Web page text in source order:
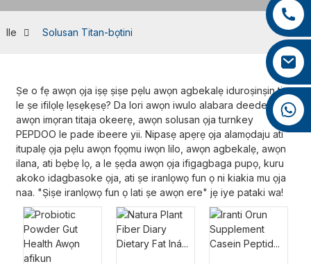
+86 13959222339
+86 18965423693
Ile Solusan Titan-bọtini
Ṣe o fẹ awọn ọja iṣẹ ṣiṣe pẹlu awọn agbekalẹ iduroṣinṣin ti o
le ṣe ifilọlẹ lẹsẹkẹsẹ? Da lori awọn iwulo alabara deede ati
awọn imọran titaja okeerẹ, awọn solusan ọja turnkey
PEPDOO le pade ibeere yii. Nipasẹ apẹrẹ ọja alamọdaju ati
itupalẹ ọja pẹlu awọn fọọmu iwọn lilo, awọn agbekalẹ, awọn
ilana, ati bẹbẹ lọ, a le ṣẹda awọn ọja ifigagbaga pupọ, kuru
akoko idagbasoke ọja, ati ṣe iranlọwọ fun ọ ni kiakia mu ọja
naa. "Ṣiṣe iranlọwọ fun ọ lati ṣe awọn ere" jẹ iye pataki wa!